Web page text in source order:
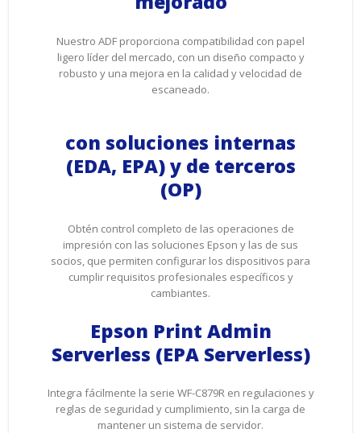
Nuestro ADF proporciona compatibilidad con papel
ligero líder del mercado, con un diseño compacto y
robusto y una mejora en la calidad y velocidad de
escaneado.
con soluciones internas
(EDA, EPA) y de terceros
(OP)
Obtén control completo de las operaciones de
impresión con las soluciones Epson y las de sus
socios, que permiten configurar los dispositivos para
cumplir requisitos profesionales específicos y
cambiantes.
Epson Print Admin
Serverless (EPA Serverless)
Integra fácilmente la serie WF-C879R en regulaciones y
reglas de seguridad y cumplimiento, sin la carga de
mantener un sistema de servidor.